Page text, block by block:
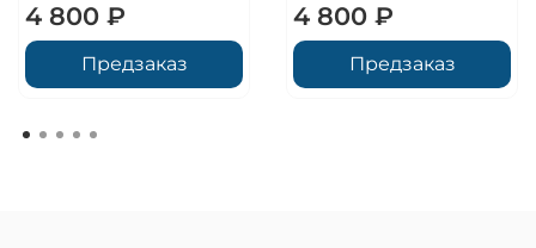
4 800 ₽
Предзаказ
4 800 ₽
Предзаказ